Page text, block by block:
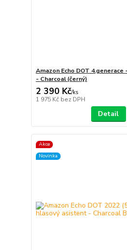
Amazon Echo DOT
- Charcoal (černý)
2 390 Kč/ks
1 975 Kč bez DPH
Detail
Akce
Novinka